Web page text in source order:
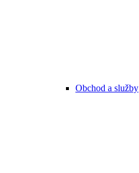
Obchod a služby